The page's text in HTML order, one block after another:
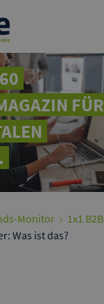
FÜR
Monitor 1x1 B2B
Was ist das?